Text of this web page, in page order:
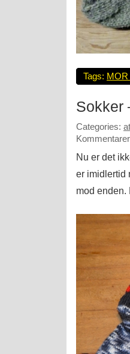
Tags:
Sokker
Categories:
Nu er det
er imidlertid
mod enden.